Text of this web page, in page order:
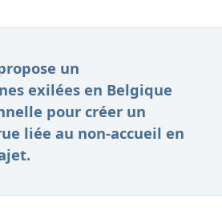
un
exilées en Belgique
pour créer un
liée au non-accueil en